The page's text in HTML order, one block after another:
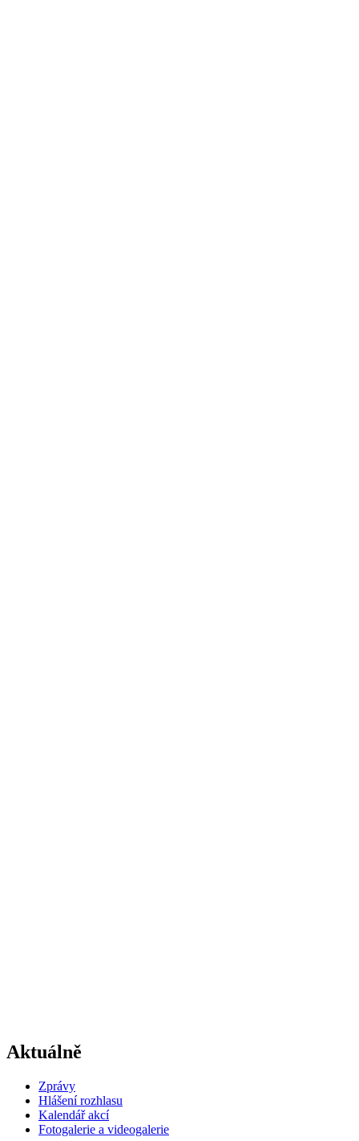
Aktuálně
Zprávy
Hlášení rozhlasu
Kalendář akcí
Fotogalerie a videogalerie